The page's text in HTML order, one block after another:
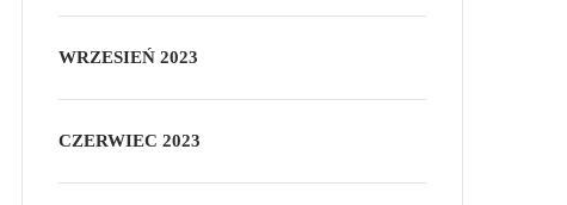
WRZESIEŃ 2023
CZERWIEC 2023